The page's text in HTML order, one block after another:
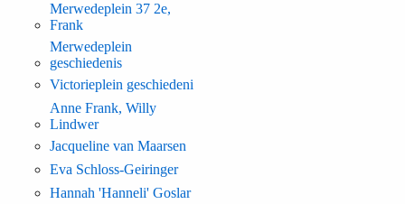
Merwedeplein 37 2e,
Frank
Merwedeplein
geschiedenis
Victorieplein geschiedeni
Anne Frank, Willy
Lindwer
Jacqueline van Maarsen
Eva Schloss-Geiringer
Hannah 'Hanneli' Goslar